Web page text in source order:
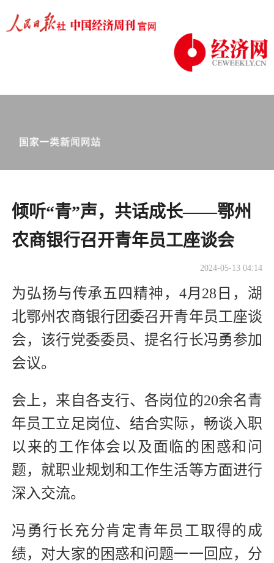
倾听“青”声，共话成长——鄂州
农商银行召开青年员工座谈会
2024-05-13 04:14
为弘扬与传承五四精神，4月28日，湖
北鄂州农商银行团委召开青年员工座谈
会，该行党委委员、提名行长冯勇参加
会议。
会上，来自各支行、各岗位的20余名青
年员工立足岗位、结合实际，畅谈入职
以来的工作体会以及面临的困惑和问
题，就职业规划和工作生活等方面进行
深入交流。
冯勇行长充分肯定青年员工取得的成
绩，对大家的困惑和问题一一回应，分